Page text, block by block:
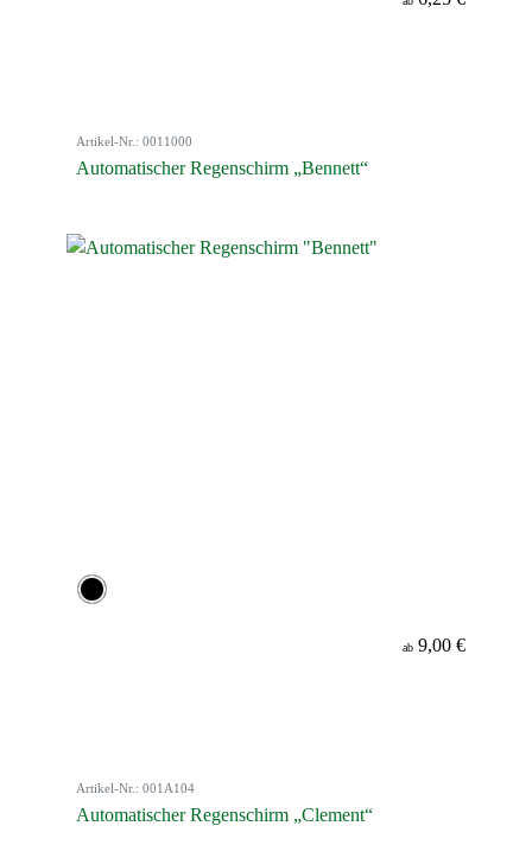
Artikel-Nr.: 0011000
Automatischer Regenschirm „Bennett“
ab 9,00 €
Artikel-Nr.: 001A104
Automatischer Regenschirm „Clement“